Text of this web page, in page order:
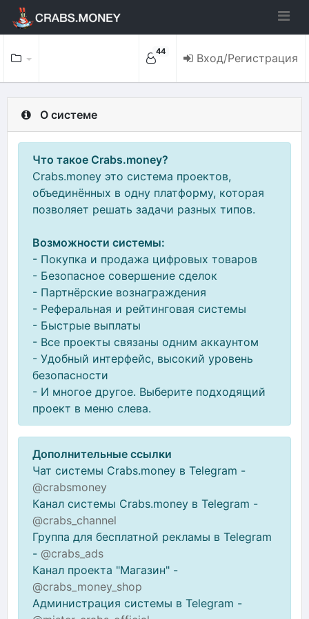
44 Вход/Регистрация
О системе
Что такое Crabs.money?
Crabs.money это система проектов,
объединённых в одну платформу, которая
позволяет решать задачи разных типов.
Возможности системы:
- Покупка и продажа цифровых товаров
- Безопасное совершение сделок
- Партнёрские вознаграждения
- Реферальная и рейтинговая системы
- Быстрые выплаты
- Все проекты связаны одним аккаунтом
- Удобный интерфейс, высокий уровень
безопасности
- И многое другое. Выберите подходящий
проект в меню слева.
Дополнительные ссылки
Чат системы Crabs.money в Telegram -
@crabsmoney
Канал системы Crabs.money в Telegram -
@crabs_channel
Группа для бесплатной рекламы в Telegram
- @crabs_ads
Канал проекта "Магазин" -
@crabs_money_shop
Администрация системы в Telegram -